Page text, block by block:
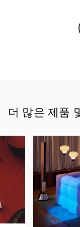
더 많은 제품